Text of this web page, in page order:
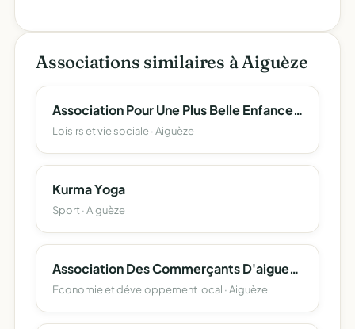
Associations similaires à Aiguèze
Association Pour Une Plus Belle Enfance Apbe
Loisirs et vie sociale · Aiguèze
Kurma Yoga
Sport · Aiguèze
Association Des Commerçants D'aigueze
Economie et développement local · Aiguèze